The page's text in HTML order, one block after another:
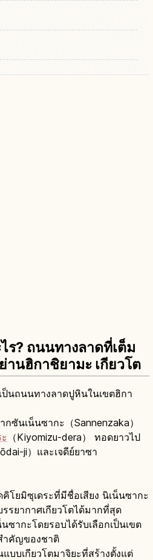
ร? ถนนทางลาดที่เต็ม
านฮิกาชิยามะ เกียวโต
ป็นถนนทางลาดปูหินในเขตฮิกา
ซันเน็นซากะ（Sannenzaka）
（Kiyomizu-dera） ทอดยาวไป
ji）และเจดีย์ยาซา
โยมิซุเดระที่มีชื่อเสียง นิเน็นซากะ
รยากาศเกียวโตได้มากที่สุด
ซากะโดยรอบได้รับเลือกเป็นเขต
ำคัญของชาติ
แบบเกียวโตมาจิยะที่สร้างตั้งแต่